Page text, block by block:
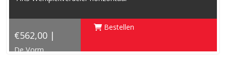
€562,00 |
De Vorm
Bestellen